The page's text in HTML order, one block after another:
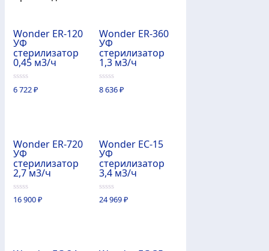
Wonder ER-120
УФ
стерилизатор
0,45 м3/ч
0
из
6 722₽
Wonder ER-360
УФ
стерилизатор
1,3 м3/ч
0
из
8 636₽
Wonder ER-720
УФ
стерилизатор
2,7 м3/ч
0
из
16 900₽
Wonder EC-15
УФ
стерилизатор
3,4 м3/ч
0
из
24 969₽